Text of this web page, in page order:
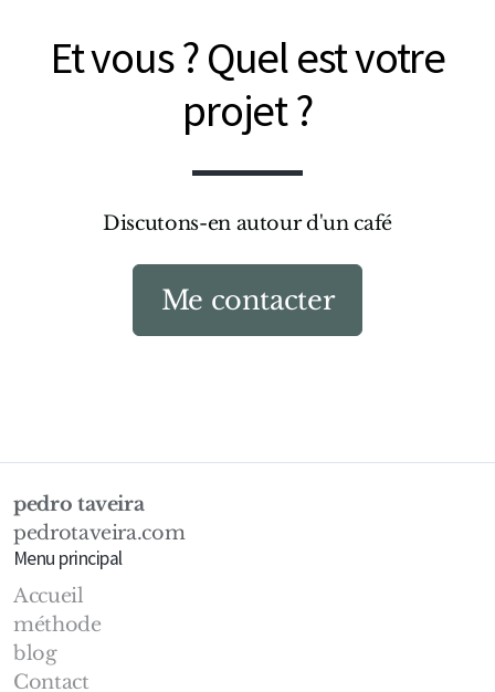
Et vous ? Quel est votre
projet ?
Discutons-en autour d'un café
Me contacter
pedro taveira
pedrotaveira.com
Menu principal
Accueil
méthode
blog
Contact